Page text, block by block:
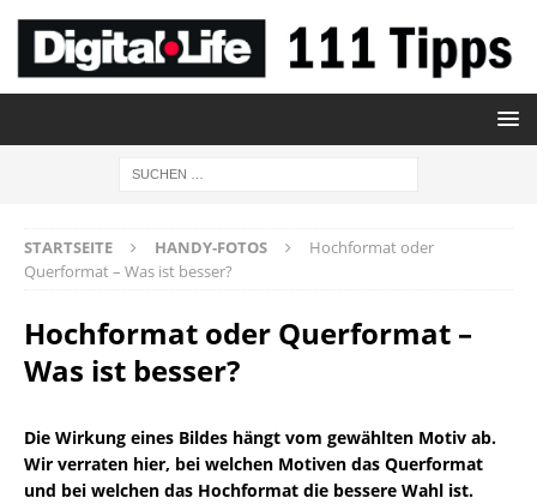
STARTSEITE HANDY-FOTOS
Hochformat oder
Querformat – Was ist besser?
Hochformat oder Querformat –
Was ist besser?
Die Wirkung eines Bildes hängt vom gewählten Motiv ab.
Wir verraten hier, bei welchen Motiven das Querformat
und bei welchen das Hochformat die bessere Wahl ist.